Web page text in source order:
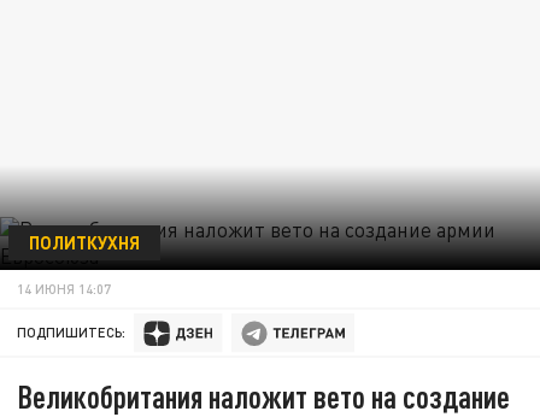
ПОЛИТКУХНЯ
14 ИЮНЯ 14:07
ПОДПИШИТЕСЬ:
Великобритания наложит вето на создание